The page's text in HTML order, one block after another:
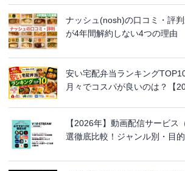
ナッシュ(nosh)の口コミ・評
が4年間解約しない4つの理由
安い宅配弁当ランキング
月々でコスパが良いのは？【
【2026年】動画配信サービス
選徹底比較！ジャンル別・目